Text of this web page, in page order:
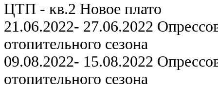
ЦТП - кв.2 Новое плато
21.06.2022- 27.06.2022
отопительного сезона
09.08.2022- 15.08.2022
отопительного сезона